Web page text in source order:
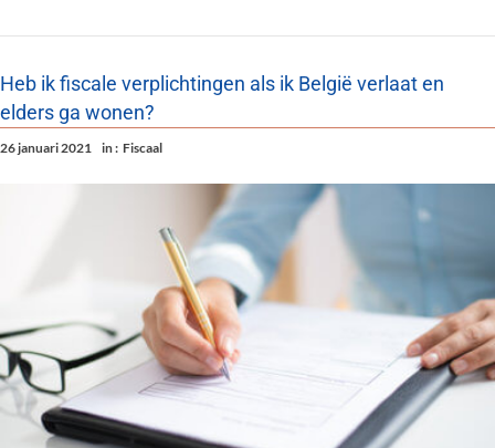
Heb ik fiscale verplichtingen als ik België verlaat en
elders ga wonen?
26 januari 2021 in : Fiscaal